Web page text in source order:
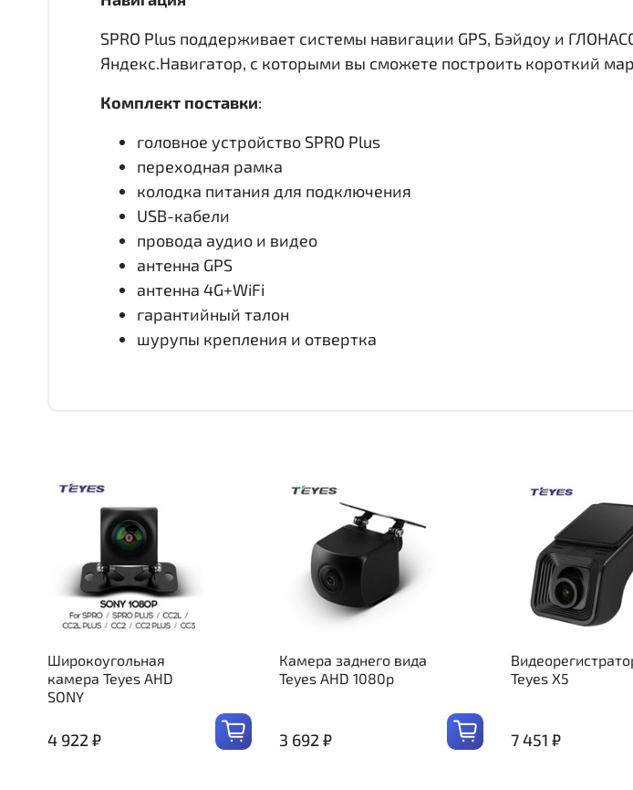
SPRO Plus поддерживает системы навигации GPS, Бэйдоу и
Яндекс.Навигатор, с которыми вы сможете построить короткий
Комплект поставки:
головное устройство SPRO Plus
переходная рамка
колодка питания для подключения
USB-кабели
провода аудио и видео
антенна GPS
антенна 4G+WiFi
гарантийный талон
шурупы крепления и отвертка
Широкоугольная
камера Teyes AHD
SONY
4 922 ₽
Камера заднего вида
Teyes AHD 1080p
3 692 ₽
Teyes X5
7 451 ₽